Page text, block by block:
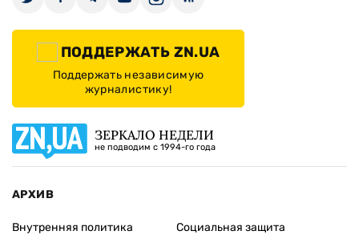
ПОДДЕРЖАТЬ ZN.UA
Поддержать независимую
журналистику!
ЗЕРКАЛО НЕДЕЛИ
не подводим с 1994-го года
АРХИВ
Внутренняя политика
Социальная защита